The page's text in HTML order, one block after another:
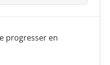
progresser en